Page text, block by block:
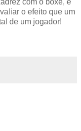
o efeito que um
de um jogador!